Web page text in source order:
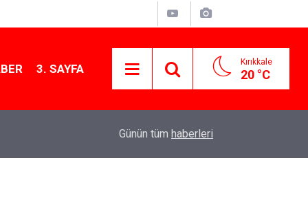
3. SAYFA Kırıkkale
20 °C
Kırıkkale’de bugün vefat edenler: 6 Ağustos
Günün tüm haberleri